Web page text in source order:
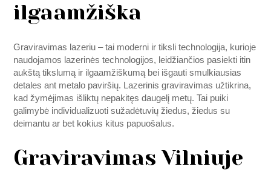
ilgaamžiška
Graviravimas lazeriu – tai moderni ir tiksli technologija, kurioje
naudojamos lazerinės technologijos, leidžiančios pasiekti itin
aukštą tikslumą ir ilgaamžiškumą bei išgauti smulkiausias
detales ant metalo paviršių. Lazerinis graviravimas užtikrina,
kad žymėjimas išliktų nepakitęs daugelį metų. Tai puiki
galimybė individualizuoti sužadėtuvių žiedus, žiedus su
deimantu ar bet kokius kitus papuošalus.
Graviravimas Vilniuje